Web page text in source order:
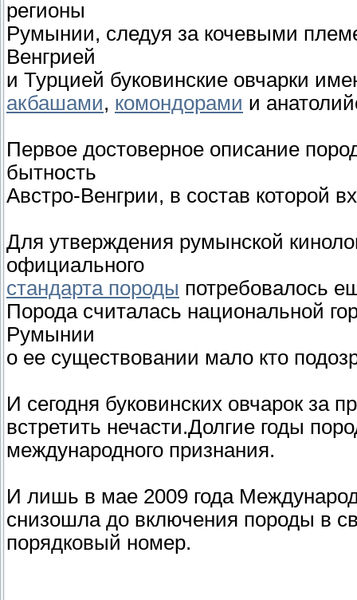
регионы
Румынии, следуя за кочевыми
Венгрией
и Турцией буковинские овчарки
акбашами, комондорами и
Первое достоверное описание
бытность
Австро-Венгрии, в состав которой
Для утверждения румынской
официального
стандарта породы потребовалось
Порода считалась национальной
Румынии
о ее существовании мало кто
И сегодня буковинских овчарок за
встретить нечасти.Долгие годы
международного признания.
И лишь в мае 2009 года
снизошла до включения породы в
порядковый номер.